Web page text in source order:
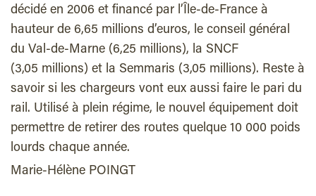
décidé en 2006 et financé par l’Île-de-France à
hauteur de 6,65 millions d’euros, le conseil général
du Val-de-Marne (6,25 millions), la SNCF
(3,05 millions) et la Semmaris (3,05 millions). Reste à
savoir si les chargeurs vont eux aussi faire le pari du
rail. Utilisé à plein régime, le nouvel équipement doit
permettre de retirer des routes quelque 10 000 poids
lourds chaque année.
Marie-Hélène POINGT